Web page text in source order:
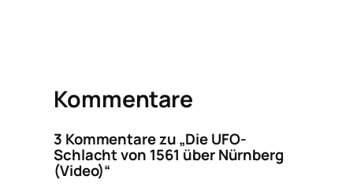
Kommentare
3 Kommentare zu „Die UFO-
Schlacht von 1561 über Nürnberg
(Video)“